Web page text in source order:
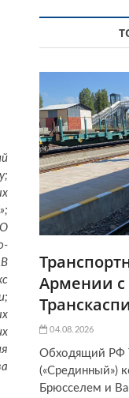
Армении с
04.08.2026
Обходящий РФ
(«Срединный»)
Брюсселем и